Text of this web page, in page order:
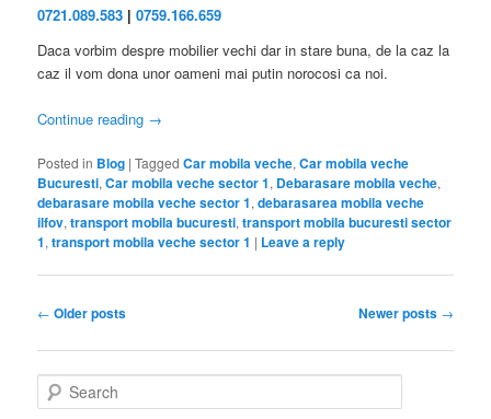
0721.089.583 |0759.166.659
Daca vorbim despre mobilier vechi dar in stare buna, de la caz la
caz il vom dona unor oameni mai putin norocosi ca noi.
Continue reading →
Posted in Blog |Tagged Car mobila veche,Car mobila veche
Bucuresti,Car mobila veche sector 1, Debarasare mobila veche,
debarasare mobila veche sector 1,debarasarea mobila veche
ilfov,transport mobila bucuresti,transport mobila bucuresti sector
1,transport mobila veche sector 1 | Leave a reply
Post
← Older posts Newer posts →
e